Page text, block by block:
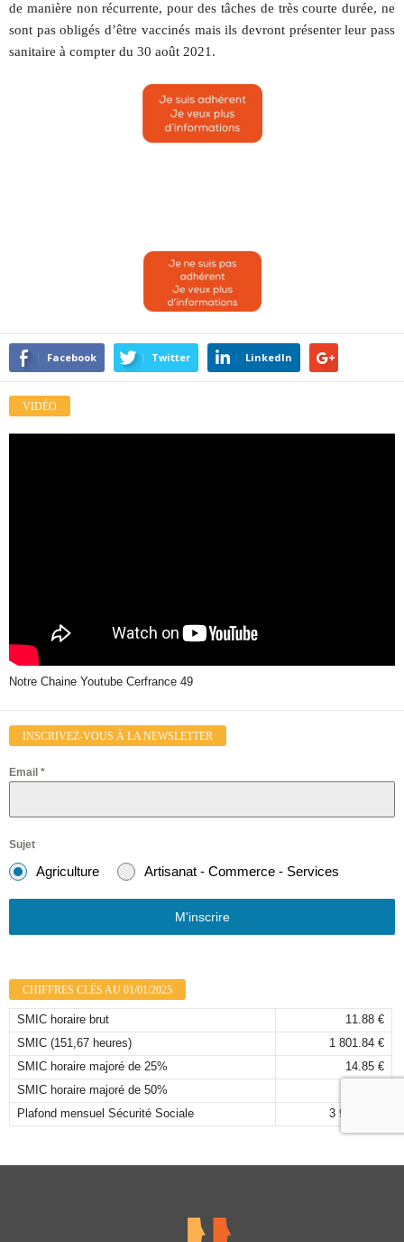
de manière non récurrente, pour des tâches de très courte durée, ne
sont pas obligés d’être vaccinés mais ils devront présenter leur pass
sanitaire à compter du 30 août 2021.
Facebook Twitter LinkedIn
VIDÉO
Notre Chaine Youtube Cerfrance 49
INSCRIVEZ-VOUS À LA NEWSLETTER
Email *
Sujet
Agriculture Artisanat - Commerce - Services
M'inscrire
CHIFFRES CLÉS AU 01/01/2025
SMIC horaire brut
11.88 €
SMIC (151,67 heures)
1 801.84 €
SMIC horaire majoré de 25%
14.85 €
SMIC horaire majoré de 50%
Plafond mensuel Sécurité Sociale
3 925,00 €